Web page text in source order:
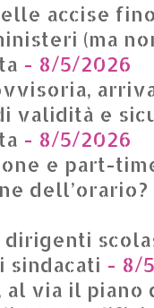
accise
(ma
- 8/5/2026
validità e
- 8/5/2026
e part-
dirigenti
sindacati - 8/
al via il piano